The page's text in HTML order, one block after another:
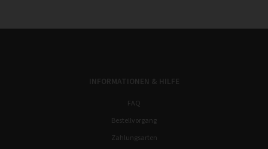
INFORMATIONEN & HILFE
FAQ
Bestellvorgang
Zahlungsarten